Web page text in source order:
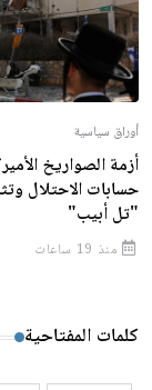
أوراق سياسية
أزمة الصواريخ
حسابات الاحتلال
"تل أبيب"
منذ 19 ساعات
كلمات المفتاحية